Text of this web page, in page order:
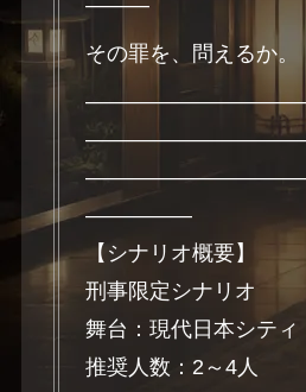
その罪を、問えるか。
―――――
【シナリオ概要】
刑事限定シナリオ
舞台：現代日本シティ
推奨人数：2～4人